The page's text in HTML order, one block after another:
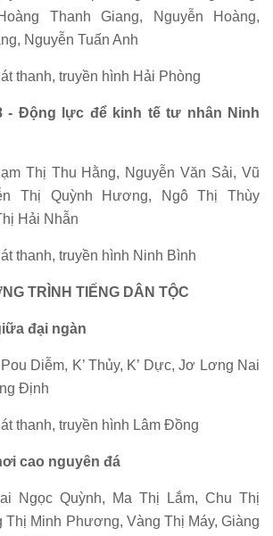
Thanh Giang, Nguyễn Hoàng,
Nguyễn Tuấn Anh
thanh, truyền hình Hải Phòng
- Động lực để kinh tế tư nhân Ninh
Thị Thu Hằng, Nguyễn Văn Sải, Vũ
Thị Quỳnh Hương, Ngô Thị Thùy
Thị Hải Nhẫn
thanh, truyền hình Ninh Bình
TRÌNH TIẾNG DÂN TỘC
đại ngàn
Diễm, K’ Thủy, K’ Dực, Jơ Lơng Nai
Định
thanh, truyền hình Lâm Đồng
cao nguyên đá
Ngọc Quỳnh, Ma Thị Lắm, Chu Thị
Thị Minh Phương, Vàng Thị Máy, Giàng